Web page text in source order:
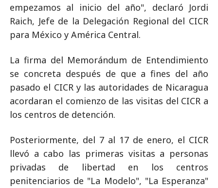
empezamos al inicio del año", declaró Jordi
Raich, Jefe de la Delegación Regional del CICR
para México y América Central.
La firma del Memorándum de Entendimiento
se concreta después de que a fines del año
pasado el CICR y las autoridades de Nicaragua
acordaran el comienzo de las visitas del CICR a
los centros de detención.
Posteriormente, del 7 al 17 de enero, el CICR
llevó a cabo las primeras visitas a personas
privadas de libertad en los centros
penitenciarios de "La Modelo", "La Esperanza"